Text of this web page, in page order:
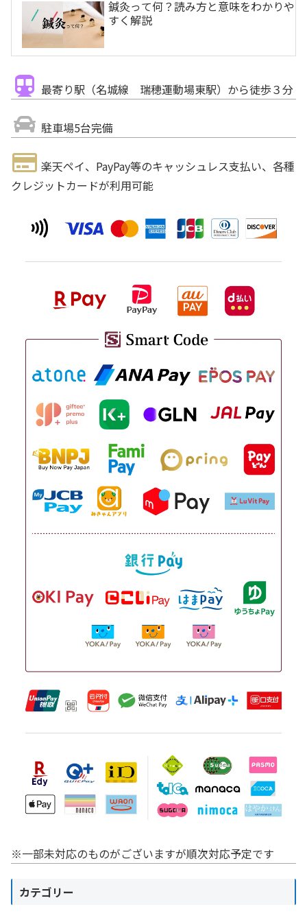
鍼灸って何？読み方と意味をわかりや
すく解説
最寄り駅（名城線 瑞穂運動場東駅）から徒歩３分
駐車場5台完備
楽天ペイ、PayPay等のキャッシュレス支払い、各種
クレジットカードが利用可能
※一部未対応のものがございますが順次対応予定です
カテゴリー